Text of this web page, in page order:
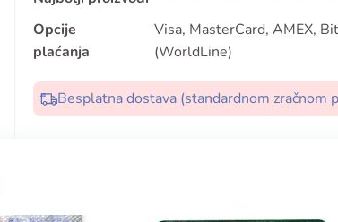
Opcije
plaćanja
Visa, MasterCard, AMEX,
(WorldLine)
Besplatna dostava (standardnom zračnom